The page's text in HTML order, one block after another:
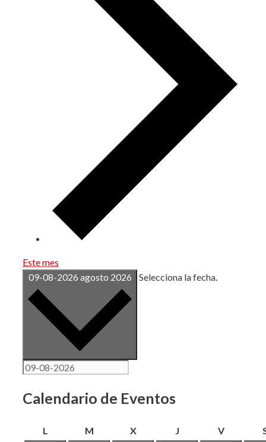
Este mes
09-08-2026 agosto 2026 Selecciona la fecha.
Calendario de Eventos
L Mmartes XmiércolesJjueves Vviernes